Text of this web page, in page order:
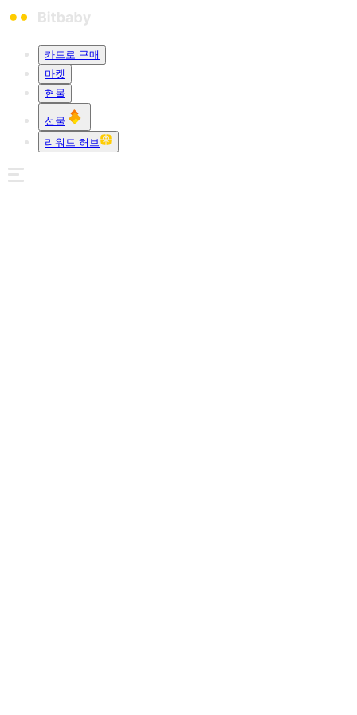
카드로 구매
마켓
현물
선물
리워드 허브